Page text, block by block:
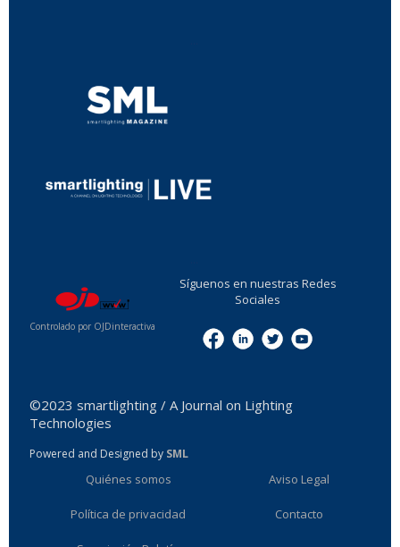
Controlado por OJDinteractiva
Síguenos en nuestras Redes
Sociales
©2023 smartlighting / A Journal on Lighting
Technologies
Powered and Designed by SML
Quiénes somos Aviso Legal
Política de privacidad Contacto